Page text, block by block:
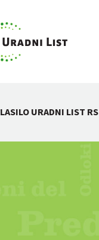
LASILO URADNI LIST RS